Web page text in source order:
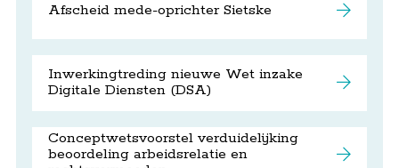
Afscheid mede-oprichter Sietske
Inwerkingtreding nieuwe Wet inzake
Digitale Diensten (DSA)
Conceptwetsvoorstel verduidelijking
beoordeling arbeidsrelatie en